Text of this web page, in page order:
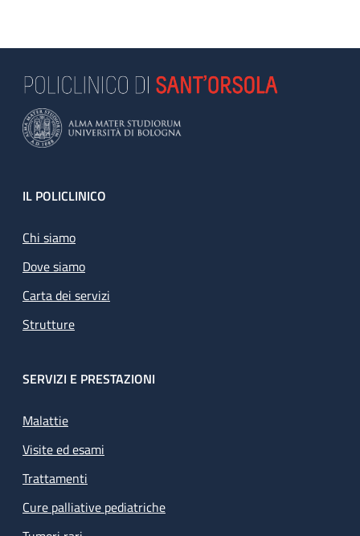
Footer
IL POLICLINICO
Chi siamo
Dove siamo
Carta dei servizi
Strutture
SERVIZI E PRESTAZIONI
Malattie
Visite ed esami
Trattamenti
Cure palliative pediatriche